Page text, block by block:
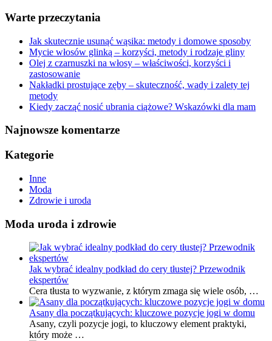
Warte przeczytania
Jak skutecznie usunąć wąsika: metody i domowe sposoby
Mycie włosów glinką – korzyści, metody i rodzaje gliny
Olej z czarnuszki na włosy – właściwości, korzyści i
zastosowanie
Nakładki prostujące zęby – skuteczność, wady i zalety tej
metody
Kiedy zacząć nosić ubrania ciążowe? Wskazówki dla mam
Najnowsze komentarze
Kategorie
Inne
Moda
Zdrowie i uroda
Moda uroda i zdrowie
Jak wybrać idealny podkład do cery tłustej? Przewodnik
ekspertów
Cera tłusta to wyzwanie, z którym zmaga się wiele osób, …
Asany dla początkujących: kluczowe pozycje jogi w domu
Asany, czyli pozycje jogi, to kluczowy element praktyki,
który może …